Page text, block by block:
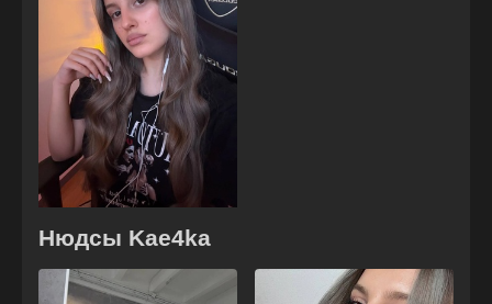
Нюдсы Kae4ka